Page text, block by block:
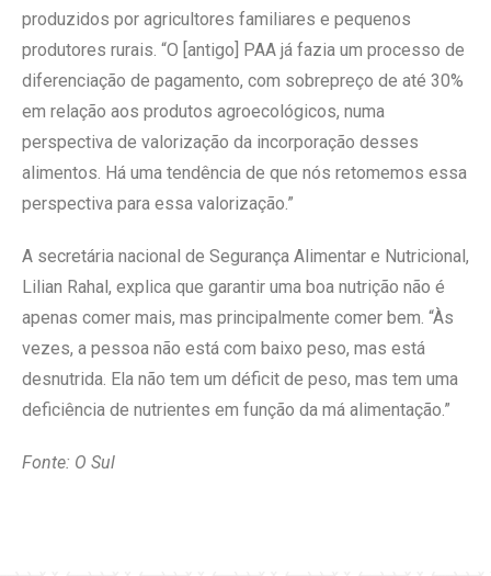
produzidos por agricultores familiares e pequenos
produtores rurais. “O [antigo] PAA já fazia um processo de
diferenciação de pagamento, com sobrepreço de até 30%
em relação aos produtos agroecológicos, numa
perspectiva de valorização da incorporação desses
alimentos. Há uma tendência de que nós retomemos essa
perspectiva para essa valorização.”
A secretária nacional de Segurança Alimentar e Nutricional,
Lilian Rahal, explica que garantir uma boa nutrição não é
apenas comer mais, mas principalmente comer bem. “Às
vezes, a pessoa não está com baixo peso, mas está
desnutrida. Ela não tem um déficit de peso, mas tem uma
deficiência de nutrientes em função da má alimentação.”
Fonte: O Sul